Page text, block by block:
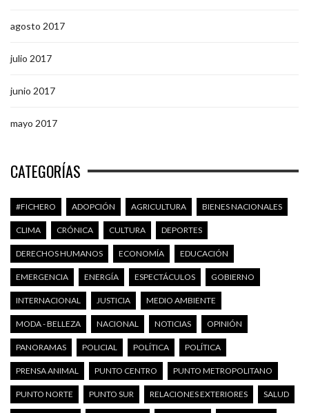
agosto 2017
julio 2017
junio 2017
mayo 2017
CATEGORÍAS
#FICHERO ADOPCIÓN AGRICULTURA BIENES NACIONALES
CLIMA CRÓNICA CULTURA DEPORTES
DERECHOS HUMANOS ECONOMÍA EDUCACIÓN
EMERGENCIA ENERGÍA ESPECTÁCULOS GOBIERNO
INTERNACIONAL JUSTICIA MEDIO AMBIENTE
MODA - BELLEZA NACIONAL NOTICIAS OPINIÓN
PANORAMAS POLICIAL POLÍTICA POLÍTICA
PRENSA ANIMAL PUNTO CENTRO PUNTO METROPOLITANO
PUNTO NORTE PUNTO SUR RELACIONES EXTERIORES SALUD